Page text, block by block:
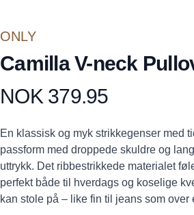
ONLY
Camilla V-neck
Produktdetaljer
NOK 379.95
Description
En klassisk og myk strikkegenser med
passform med droppede skuldre og
uttrykk. Det ribbestrikkede materialet
perfekt både til hverdags og koselige
kan stole på – like fin til jeans som over